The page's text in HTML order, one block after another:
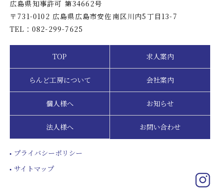
広島県知事許可 第34662号
〒731-0102 広島県広島市安佐南区川内5丁目13-7
TEL：082-299-7625
TOP 求人案内
らんど工房について 会社案内
個人様へ お知らせ
法人様へ お問い合わせ
プライバシーポリシー
サイトマップ